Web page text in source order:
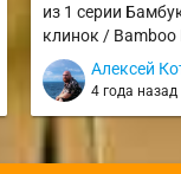
из 1 серии
клинок / Bamboo
Алексей
4 года назад